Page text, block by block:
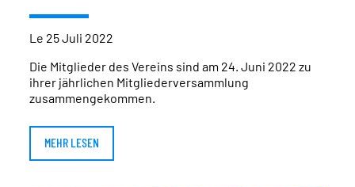
Le 25 Juli 2022
Die Mitglieder des Vereins sind am 24. Juni 2022 zu
ihrer jährlichen Mitgliederversammlung
zusammengekommen.
MEHR LESEN